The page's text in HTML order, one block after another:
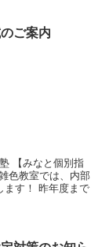
ご案内
【みなと個別指
教室では、内部
ます！ 昨年度まで